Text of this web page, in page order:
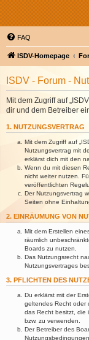
FAQ
ISDV-Homepage
ISDV - Forum -
Mit dem Zugriff auf
dir und dem Betreiber
1. NUTZUNGSVERTRAG
Mit dem Zugriff auf
Nutzungsvertrag mit
erklärst dich mit den
Wenn du mit diesen
nicht weiter nutzen.
veröffentlichten
Der Nutzungsvertrag
Seiten ohne
2. EINRÄUMUNG VON
Mit dem Erstellen
räumlich
Boards zu nutzen.
Das Nutzungsrecht
Nutzungsvertrages
3. PFLICHTEN DES
Du erklärst mit der
geltendes Recht oder
das Recht besitzt, die
bzw. zu verwenden.
Der Betreiber des